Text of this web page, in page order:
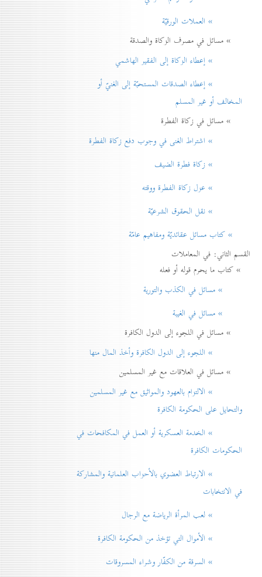
» العملات الورقيّة
» مسائل في مصرف الزكاة والصدقة
» إعطاء الزكاة إلی الفقير الهاشمي
» إعطاء الصدقات المستحبّة إلی الغنيّ أو
المخالف أو غير المسلم
» مسائل في زكاة الفطرة
» اشتراط الغنی في وجوب دفع زكاة الفطرة
» زكاة فطرة الضيف
» عزل زكاة الفطرة ووقته
» نقل الحقوق الشرعيّة
» كتاب مسائل عقائديّة ومفاهيم عامّة
القسم الثاني: في المعاملات
» كتاب ما يحرم قوله أو فعله
» مسائل في الكذب والتورية
» مسائل في الغيبة
» مسائل في اللجوء إلى الدول الكافرة
» اللجوء إلى الدول الكافرة وأخذ المال منها
» مسائل في العلاقات مع غير المسلمين
» الالتزام بالعهود والمواثيق مع غير المسلمين
والتحايل على الحكومة الكافرة
» الخدمة العسكرية أو العمل في المكافحات في
الحكومات الكافرة
» الارتباط العضوي بالأحزاب العلمانية والمشاركة
في الانتخابات
» لعب المرأة الرياضة مع الرجال
» الأموال التي تؤخذ من الحكومة الكافرة
» السرقة من الكفّار وشراء المسروقات